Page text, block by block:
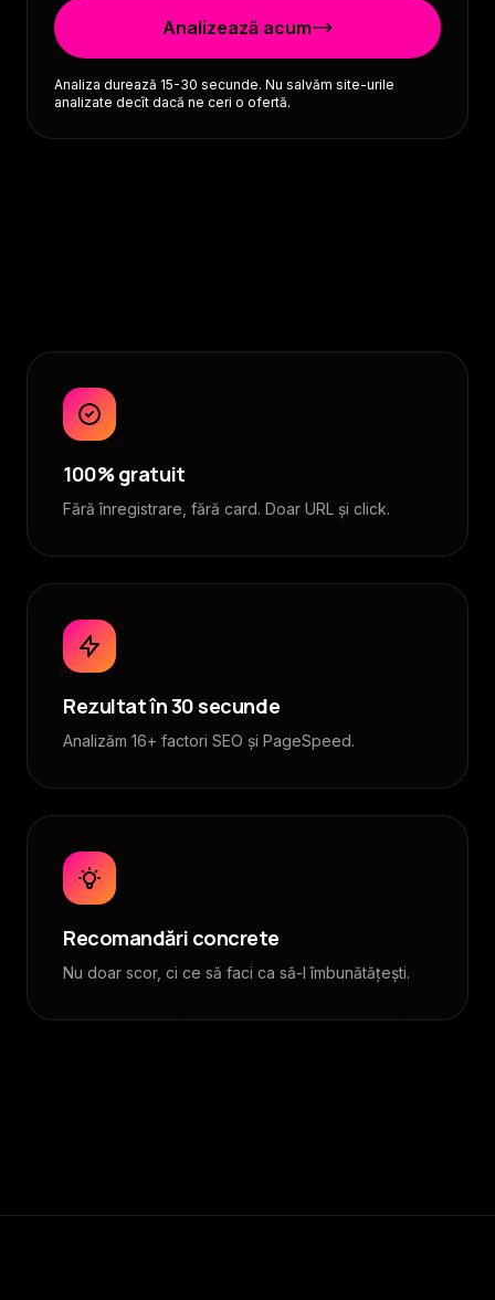
Analizează acum
Analiza durează 15-30 secunde. Nu salvăm site-urile
analizate decît dacă ne ceri o ofertă.
100% gratuit
Fără înregistrare, fără card. Doar URL și click.
Rezultat în 30 secunde
Analizăm 16+ factori SEO și PageSpeed.
Recomandări concrete
Nu doar scor, ci ce să faci ca să-l îmbunătățești.